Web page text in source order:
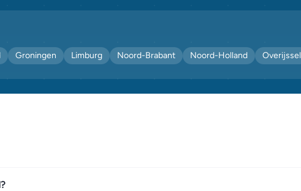
Groningen Limburg Noord-Brabant Noord-Holland Overijssel